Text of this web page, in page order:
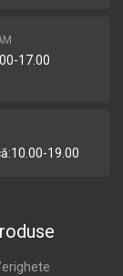
17.00
19.00